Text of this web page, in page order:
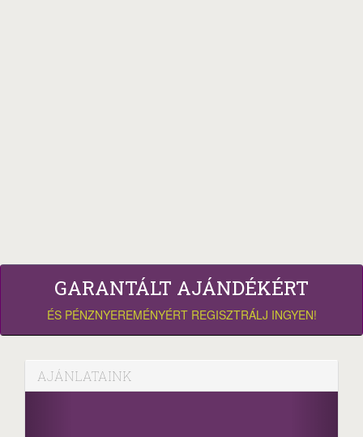
GARANTÁLT AJÁNDÉKÉRT
ÉS PÉNZNYEREMÉNYÉRT REGISZTRÁLJ INGYEN!
AJÁNLATAINK